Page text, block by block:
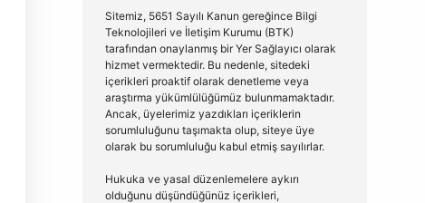
Sitemiz, 5651 Sayılı Kanun gereğince Bilgi
Teknolojileri ve İletişim Kurumu (BTK)
tarafından onaylanmış bir Yer Sağlayıcı olarak
hizmet vermektedir. Bu nedenle, sitedeki
içerikleri proaktif olarak denetleme veya
araştırma yükümlülüğümüz bulunmamaktadır.
Ancak, üyelerimiz yazdıkları içeriklerin
sorumluluğunu taşımakta olup, siteye üye
olarak bu sorumluluğu kabul etmiş sayılırlar.
Hukuka ve yasal düzenlemelere aykırı
olduğunu düşündüğünüz içerikleri,